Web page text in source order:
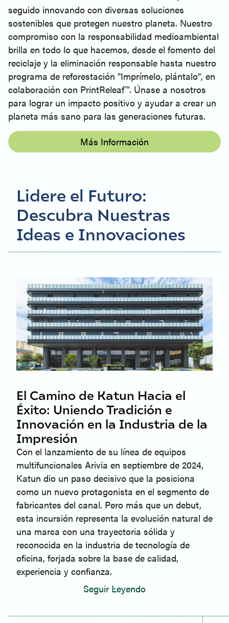
seguido innovando con diversas soluciones
sostenibles que protegen nuestro planeta. Nuestro
compromiso con la responsabilidad medioambiental
brilla en todo lo que hacemos, desde el fomento del
reciclaje y la eliminación responsable hasta nuestro
programa de reforestación "Imprímelo, plántalo", en
colaboración con PrintReleaf™. Únase a nosotros
para lograr un impacto positivo y ayudar a crear un
planeta más sano para las generaciones futuras.
Más Información
Lidere el Futuro:
Descubra Nuestras
Ideas e Innovaciones
El Camino de Katun Hacia el
Éxito: Uniendo Tradición e
Innovación en la Industria de la
Impresión
Con el lanzamiento de su línea de equipos
multifuncionales Arivia en septiembre de 2024,
Katun dio un paso decisivo que la posiciona
como un nuevo protagonista en el segmento de
fabricantes del canal. Pero más que un debut,
esta incursión representa la evolución natural de
una marca con una trayectoria sólida y
reconocida en la industria de tecnología de
oficina, forjada sobre la base de calidad,
experiencia y confianza.
Seguir Leyendo